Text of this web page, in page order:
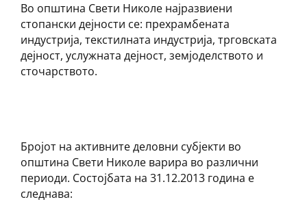
Во општина Свети Николе најразвиени
стопански дејности се: прехрамбената
индустрија, текстилната индустрија, трговската
дејност, услужната дејност, земјоделството и
сточарството.
Бројот на активните деловни субјекти во
општина Свети Николе варира во различни
периоди. Состојбата на 31.12.2013 година е
следнава: